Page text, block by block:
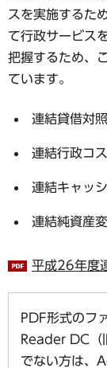
スを実施するた
て行政サービス
把握するため、
ています。
連結貸借対
連結行政コ
連結キャッ
連結純資産
平成26年度
PDF形式のフ
Reader DC（
でない方は、